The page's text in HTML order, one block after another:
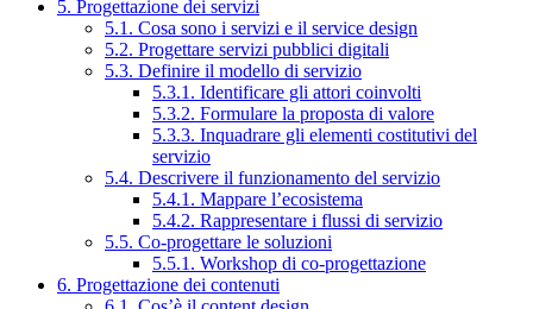
5. Progettazione dei servizi
5.1. Cosa sono i servizi e il service design
5.2. Progettare servizi pubblici digitali
5.3. Definire il modello di servizio
5.3.1. Identificare gli attori coinvolti
5.3.2. Formulare la proposta di valore
5.3.3. Inquadrare gli elementi costitutivi del
servizio
5.4. Descrivere il funzionamento del servizio
5.4.1. Mappare l’ecosistema
5.4.2. Rappresentare i flussi di servizio
5.5. Co-progettare le soluzioni
5.5.1. Workshop di co-progettazione
6. Progettazione dei contenuti